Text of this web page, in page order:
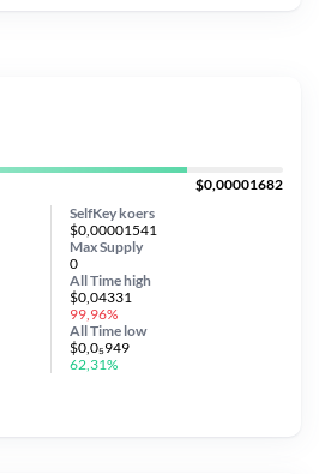
$0,00001682
SelfKey koers
$0,00001541
Max Supply
0
All Timehigh
$0,04331
99,96%
All Time low
$0,0₅949
62,31%